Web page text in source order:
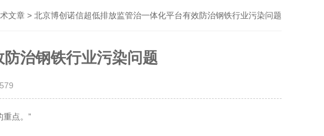
文章 > 北京博创诺信超低排放监管治一体化平台有效防治钢铁行业污染问题
治钢铁行业污染问题
点。”